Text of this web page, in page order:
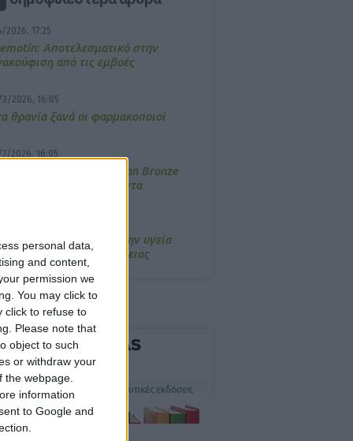
personal data,
and content,
permission we
You may click to
click to refuse to
Please note that
object to such
or withdraw your
webpage.
information
to Google and
2026, 17:25
Αποτελεσματικό στην
από τις εμβοές
3/2026, 16:05
θρανία ξανά οι φαρμακοποιοί
7/2026, 16:05
Η συλλογή Aegean Bronze
δύο νέα προϊόντα
Συνέδριο Infokids για την υγεία
την ευεξία της οικογένειας